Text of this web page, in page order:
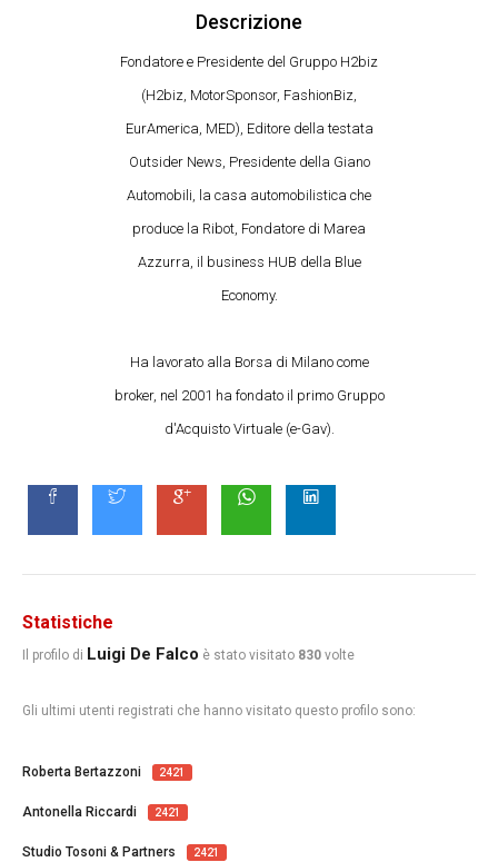
Descrizione
Fondatore e Presidente del Gruppo H2biz
(H2biz, MotorSponsor, FashionBiz,
EurAmerica, MED), Editore della testata
Outsider News, Presidente della Giano
Automobili, la casa automobilistica che
produce la Ribot, Fondatore di Marea
Azzurra, il business HUB della Blue
Economy.
Ha lavorato alla Borsa di Milano come
broker, nel 2001 ha fondato il primo Gruppo
d'Acquisto Virtuale (e-Gav).
Statistiche
Il profilo di Luigi De Falco è stato visitato 830 volte
Gli ultimi utenti registrati che hanno visitato questo profilo sono:
Roberta Bertazzoni 2421
Antonella Riccardi 2421
Studio Tosoni & Partners 2421